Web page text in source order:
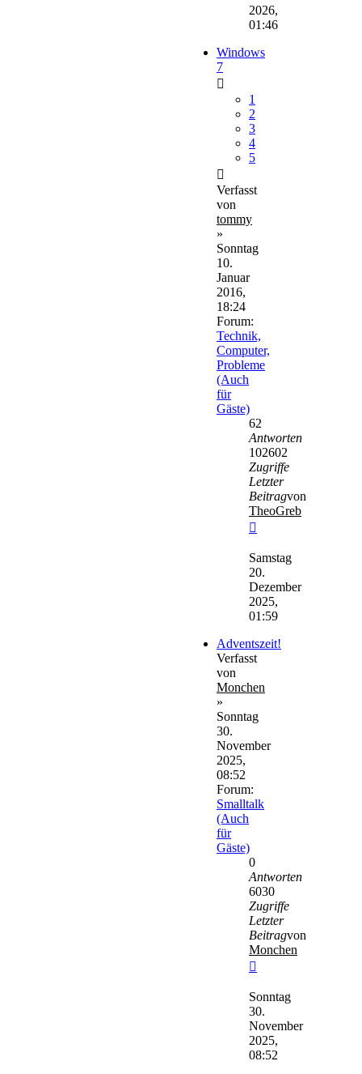
2026,
01:46
Windows
7
1
2
3
4
5
Verfasst
von
tommy
»
Sonntag
10.
Januar
2016,
18:24
Forum:
Technik,
Computer,
Probleme
(Auch
für
Gäste)
62
Antworten
102602
Zugriffe
Letzter
Beitragvon
TheoGreb
Beitrag
Samstag
20.
Dezember
2025,
01:59
Adventszeit!
Verfasst
von
Monchen
»
Sonntag
30.
November
2025,
08:52
Forum:
Smalltalk
(Auch
für
Gäste)
0
Antworten
6030
Zugriffe
Letzter
Beitragvon
Monchen
Beitrag
Sonntag
30.
November
2025,
08:52